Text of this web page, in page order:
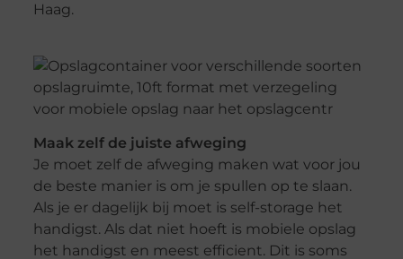
Haag.
Maak zelf de juiste afweging
Je moet zelf de afweging maken wat voor jou
de beste manier is om je spullen op te slaan.
Als je er dagelijk bij moet is self-storage het
handigst. Als dat niet hoeft is mobiele opslag
het handigst en meest efficient. Dit is soms